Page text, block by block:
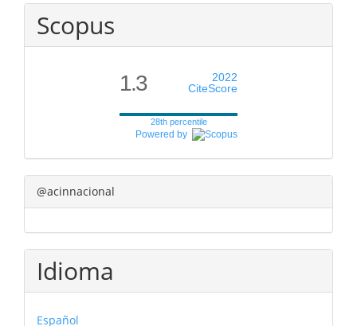
Scopus
1.3
2022
CiteScore
28th percentile
Powered by
@acinnacional
Idioma
Español